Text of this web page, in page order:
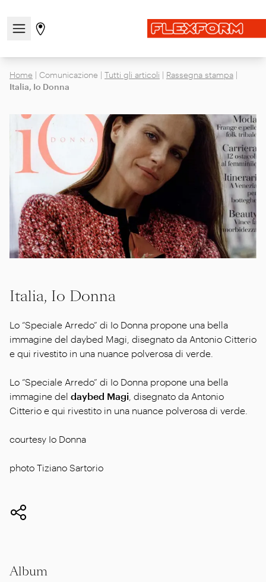
Apri/chiudi il menu di navigazione
Vai alla pagina degli stores
Home | Comunicazione | Tutti gli articoli | Rassegna stampa |
Italia, Io Donna
Italia, Io Donna
Lo “Speciale Arredo” di Io Donna propone una bella
immagine del daybed Magi, disegnato da Antonio Citterio
e qui rivestito in una nuance polverosa di verde.
Lo “Speciale Arredo” di Io Donna propone una bella
immagine del daybed Magi , disegnato da Antonio
Citterio e qui rivestito in una nuance polverosa di verde.
courtesy Io Donna
photo Tiziano Sartorio
Album